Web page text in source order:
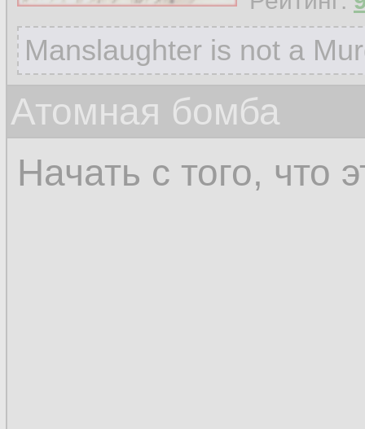
Manslaughter is not a
Атомная бомба
Начать с того, что